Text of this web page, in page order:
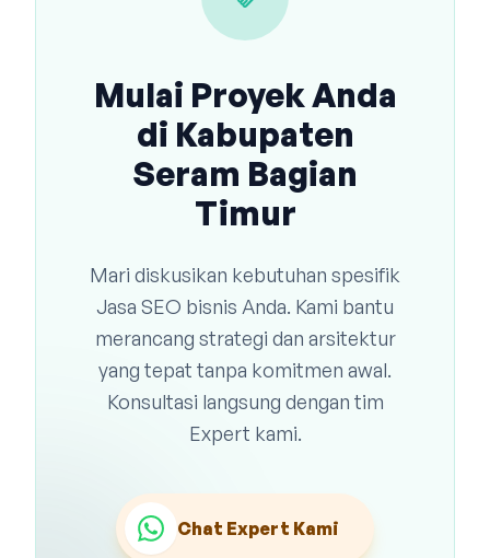
Mulai Proyek Anda
di Kabupaten
Seram Bagian
Timur
Mari diskusikan kebutuhan spesifik
Jasa SEO bisnis Anda. Kami bantu
merancang strategi dan arsitektur
yang tepat tanpa komitmen awal.
Konsultasi langsung dengan tim
Expert kami.
Chat Expert Kami